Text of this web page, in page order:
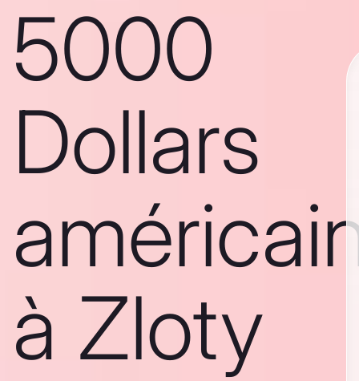
5000
Dollars
à Zloty